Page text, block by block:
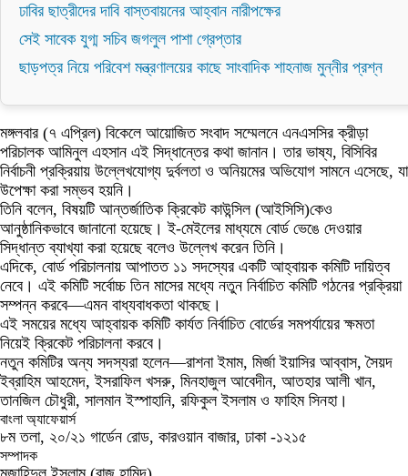
ঢাবির ছাত্রীদের দাবি বাস্তবায়নের আহ্বান নারীপক্ষের
সেই সাবেক যুগ্ম সচিব জগলুল পাশা গ্রেপ্তার
ছাড়পত্র নিয়ে পরিবেশ মন্ত্রণালয়ের কাছে সাংবাদিক শাহনাজ মুন্নীর প্রশ্ন
মঙ্গলবার (৭ এপ্রিল) বিকেলে আয়োজিত সংবাদ সম্মেলনে এনএসসির ক্রীড়া
পরিচালক আমিনুল এহসান এই সিদ্ধান্তের কথা জানান। তার ভাষ্য, বিসিবির
নির্বাচনী প্রক্রিয়ায় উল্লেখযোগ্য দুর্বলতা ও অনিয়মের অভিযোগ সামনে এসেছে, যা
উপেক্ষা করা সম্ভব হয়নি।
তিনি বলেন, বিষয়টি আন্তর্জাতিক ক্রিকেট কাউন্সিল (আইসিসি)কেও
আনুষ্ঠানিকভাবে জানানো হয়েছে। ই-মেইলের মাধ্যমে বোর্ড ভেঙে দেওয়ার
সিদ্ধান্ত ব্যাখ্যা করা হয়েছে বলেও উল্লেখ করেন তিনি।
এদিকে, বোর্ড পরিচালনায় আপাতত ১১ সদস্যের একটি আহ্বায়ক কমিটি দায়িত্ব
নেবে। এই কমিটি সর্বোচ্চ তিন মাসের মধ্যে নতুন নির্বাচিত কমিটি গঠনের প্রক্রিয়া
সম্পন্ন করবে—এমন বাধ্যবাধকতা থাকছে।
এই সময়ের মধ্যে আহ্বায়ক কমিটি কার্যত নির্বাচিত বোর্ডের সমপর্যায়ের ক্ষমতা
নিয়েই ক্রিকেট পরিচালনা করবে।
নতুন কমিটির অন্য সদস্যরা হলেন—রাশনা ইমাম, মির্জা ইয়াসির আব্বাস, সৈয়দ
ইব্রাহিম আহমেদ, ইসরাফিল খসরু, মিনহাজুল আবেদীন, আতহার আলী খান,
তানজিল চৌধুরী, সালমান ইস্পাহানি, রফিকুল ইসলাম ও ফাহিম সিনহা।
বাংলা অ্যাফেয়ার্স
৮ম তলা, ২০/২১ গার্ডেন রোড, কারওয়ান বাজার, ঢাকা -১২১৫
সম্পাদক